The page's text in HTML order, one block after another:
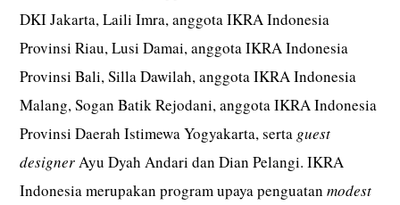
DKI Jakarta, Laili Imra, anggota IKRA Indonesia
Provinsi Riau, Lusi Damai, anggota IKRA Indonesia
Provinsi Bali, Silla Dawilah, anggota IKRA Indonesia
Malang, Sogan Batik Rejodani, anggota IKRA Indonesia
Provinsi Daerah Istimewa Yogyakarta, serta guest
designerAyu Dyah Andari dan Dian Pelangi. IKRA
Indonesia merupakan program upaya penguatanmodest